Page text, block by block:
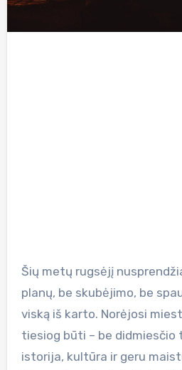
Šių metų rugsėjį nusprendžiau skirti sau. Be
planų, be skubėjimo, be
viską iš karto. Norėjosi
tiesiog būti – be didmiesčio
istorija, kultūra ir geru